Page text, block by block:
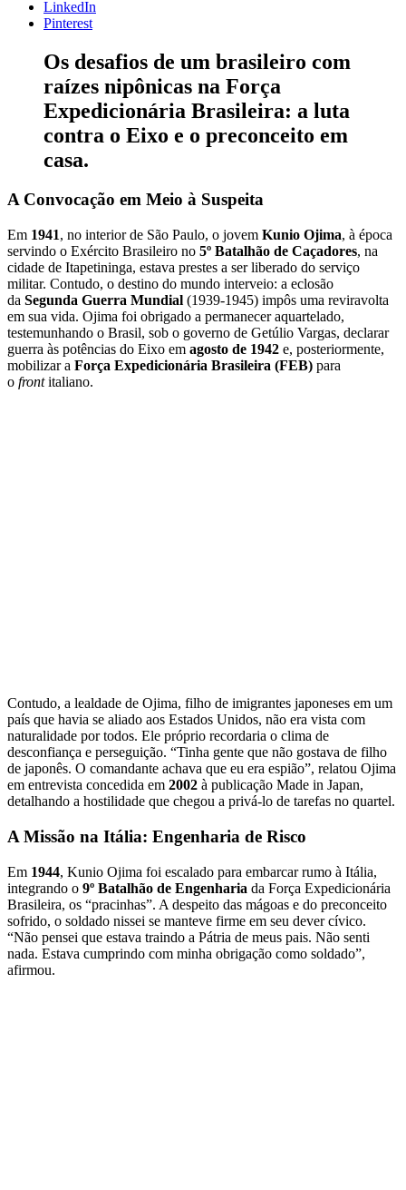
LinkedIn
Pinterest
Os desafios de um brasileiro com
raízes nipônicas na Força
Expedicionária Brasileira: a luta
contra o Eixo e o preconceito em
casa.
A Convocação em Meio à Suspeita
Em 1941, no interior de São Paulo, o jovem Kunio Ojima, à época
servindo o Exército Brasileiro no 5º Batalhão de Caçadores, na
cidade de Itapetininga, estava prestes a ser liberado do serviço
militar. Contudo, o destino do mundo interveio: a eclosão
da Segunda Guerra Mundial (1939-1945) impôs uma reviravolta
em sua vida. Ojima foi obrigado a permanecer aquartelado,
testemunhando o Brasil, sob o governo de Getúlio Vargas, declarar
guerra às potências do Eixo em agosto de 1942 e, posteriormente,
mobilizar a Força Expedicionária Brasileira (FEB) para
o frontitaliano.
Contudo, a lealdade de Ojima, filho de imigrantes japoneses em um
país que havia se aliado aos Estados Unidos, não era vista com
naturalidade por todos. Ele próprio recordaria o clima de
desconfiança e perseguição. “Tinha gente que não gostava de filho
de japonês. O comandante achava que eu era espião”, relatou Ojima
em entrevista concedida em 2002 à publicação Made in Japan,
detalhando a hostilidade que chegou a privá-lo de tarefas no quartel.
A Missão na Itália: Engenharia de Risco
Em 1944, Kunio Ojima foi escalado para embarcar rumo à Itália,
integrando o 9º Batalhão de Engenharia da Força Expedicionária
Brasileira, os “pracinhas”. A despeito das mágoas e do preconceito
sofrido, o soldado nissei se manteve firme em seu dever cívico.
“Não pensei que estava traindo a Pátria de meus pais. Não senti
nada. Estava cumprindo com minha obrigação como soldado”,
afirmou.